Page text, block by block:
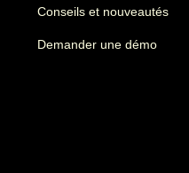
Conseils et nouveautés
Demander une démo